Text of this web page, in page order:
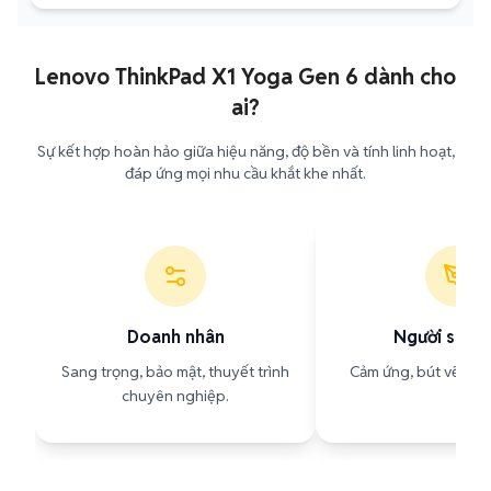
Lenovo ThinkPad X1 Yoga Gen 6 dành cho
ai?
Sự kết hợp hoàn hảo giữa hiệu năng, độ bền và tính linh hoạt,
đáp ứng mọi nhu cầu khắt khe nhất.
Doanh nhân
Sang trọng, bảo mật, thuyết trình
chuyên nghiệp.
Người
Cảm ứng, bút vẽ,